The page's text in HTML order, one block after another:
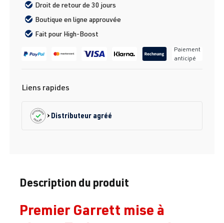
Droit de retour de 30 jours
Boutique en ligne approuvée
Fait pour High-Boost
Paiement
anticipé
Liens rapides
Distributeur agréé
Description du produit
Premier Garrett mise à